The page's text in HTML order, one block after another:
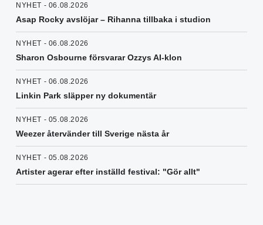
NYHET - 06.08.2026
Asap Rocky avslöjar – Rihanna tillbaka i studion
NYHET - 06.08.2026
Sharon Osbourne försvarar Ozzys AI-klon
NYHET - 06.08.2026
Linkin Park släpper ny dokumentär
NYHET - 05.08.2026
Weezer återvänder till Sverige nästa år
NYHET - 05.08.2026
Artister agerar efter inställd festival: "Gör allt"